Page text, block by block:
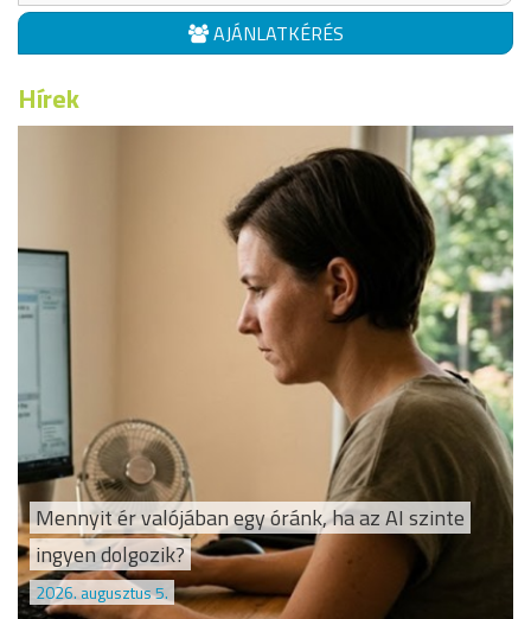
AJÁNLATKÉRÉS
Hírek
Mennyit ér valójában egy óránk, ha az AI szinte
ingyen dolgozik?
2026. augusztus 5.